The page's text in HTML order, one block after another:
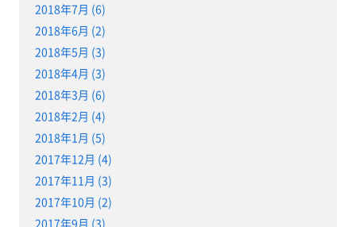
2018年7月 (6)
2018年6月 (2)
2018年5月 (3)
2018年4月 (3)
2018年3月 (6)
2018年2月 (4)
2018年1月 (5)
2017年12月 (4)
2017年11月 (3)
2017年10月 (2)
2017年9月 (3)